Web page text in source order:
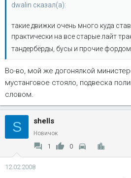
dwalin сказал(а):
такие движки очень много куда
практически на все старые лайт
тандербёрды, бусы и прочие
Во-во, мой же догонялкой
мустанговое стояло, подвеска
словом.
S shells
Новичок
1 0
12.02.2008